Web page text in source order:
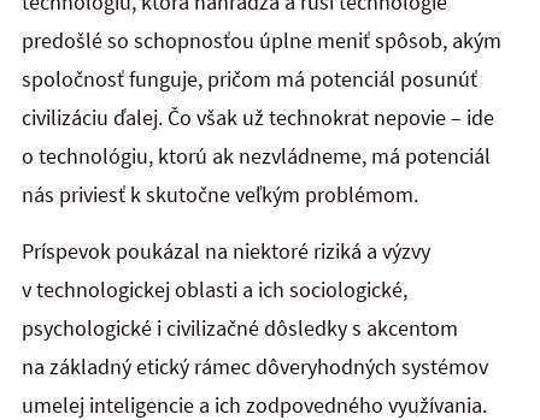
predošlé so schopnosťou úplne meniť spôsob, akým
spoločnosť funguje, pričom má potenciál posunúť
civilizáciu ďalej. Čo však už technokrat nepovie – ide
o technológiu, ktorú ak nezvládneme, má potenciál
nás priviesť k skutočne veľkým problémom.
Príspevok poukázal na niektoré riziká a výzvy
v technologickej oblasti a ich sociologické,
psychologické i civilizačné dôsledky s akcentom
na základný etický rámec dôveryhodných systémov
umelej inteligencie a ich zodpovedného využívania.